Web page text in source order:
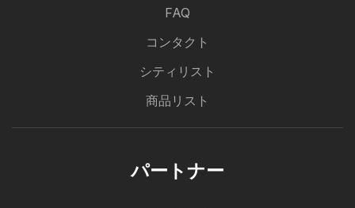
FAQ
コンタクト
シティリスト
商品リスト
パートナー